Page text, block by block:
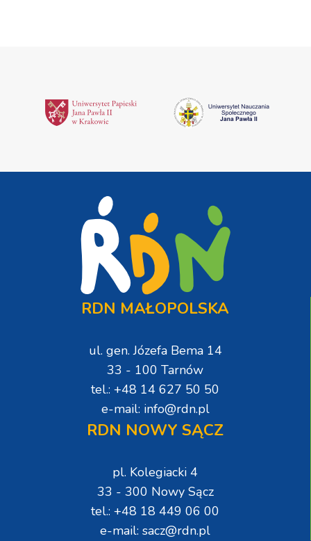
RDN MAŁOPOLSKA
ul. gen. Józefa Bema 14
33 - 100 Tarnów
tel.: +48 14 627 50 50
e-mail: info@rdn.pl
RDN NOWY SĄCZ
pl. Kolegiacki 4
33 - 300 Nowy Sącz
tel.: +48 18 449 06 00
e-mail: sacz@rdn.pl